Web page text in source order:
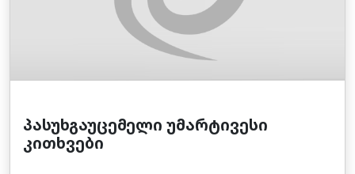
პასუხგაუცემელი უმარტივესი
კითხვები